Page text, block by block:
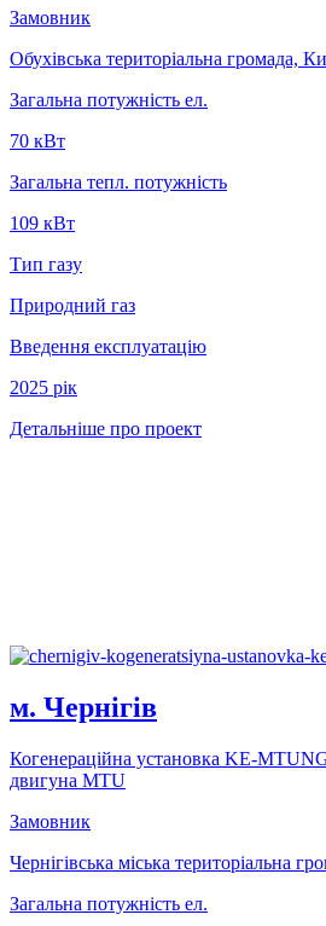
Замовник
Обухівська територіальна громада,
Загальна потужність ел.
70 кВт
Загальна тепл. потужність
109 кВт
Тип газу
Природний газ
Введення експлуатацію
2025 рік
Детальніше про проект
м. Чернiгiв
Когенерацiйна установка KE-
двигуна MTU
Замовник
Чернігівська міська територіальна
Загальна потужність ел.